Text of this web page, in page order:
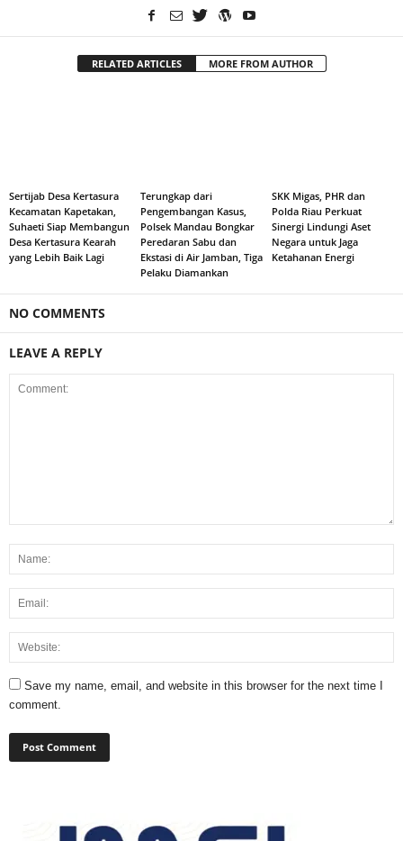
RELATED ARTICLES MORE FROM AUTHOR
Sertijab Desa Kertasura
Kecamatan Kapetakan,
Suhaeti Siap Membangun
Desa Kertasura Kearah
yang Lebih Baik Lagi
Terungkap dari
Pengembangan Kasus,
Polsek Mandau Bongkar
Peredaran Sabu dan
Ekstasi di Air Jamban, Tiga
Pelaku Diamankan
SKK Migas, PHR dan
Polda Riau Perkuat
Sinergi Lindungi Aset
Negara untuk Jaga
Ketahanan Energi
NO COMMENTS
LEAVE A REPLY
Save my name, email, and website in this browser for the next time I
comment.